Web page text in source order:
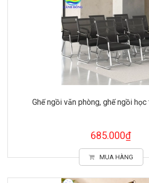
Ghế ngồi văn phòng, ghế ngồi học
685.000₫
MUA HÀNG